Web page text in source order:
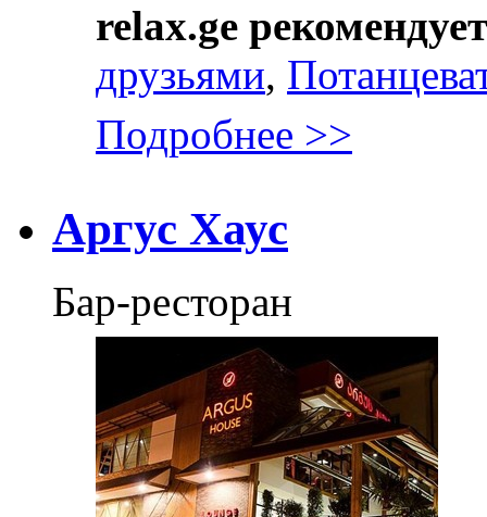
relax.ge рекомендует
друзьями,
Подробнее >>
Аргус Хаус
Бар-ресторан